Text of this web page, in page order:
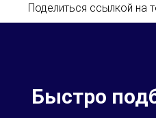
Поделиться ссылкой на
Быстро